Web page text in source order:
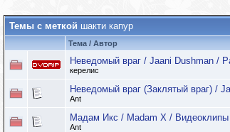
Темы с меткой шакти капур
Тема / Автор
Неведомый враг / Jaani Dushman /
керелис
Неведомый враг (Заклятый враг) /
Ant
Мадам Икс / Madam X /
Ant